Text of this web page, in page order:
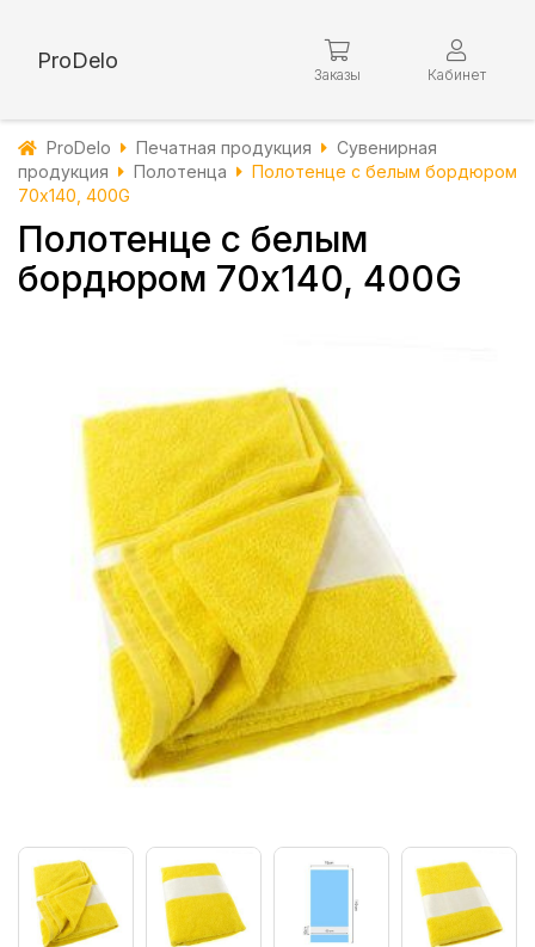
ProDelo
Заказы Кабинет
ProDelo Печатная продукция
Сувенирная
продукция
Полотенца
Полотенце с белым бордюром
70х140, 400G
Полотенце с белым
бордюром 70х140, 400G